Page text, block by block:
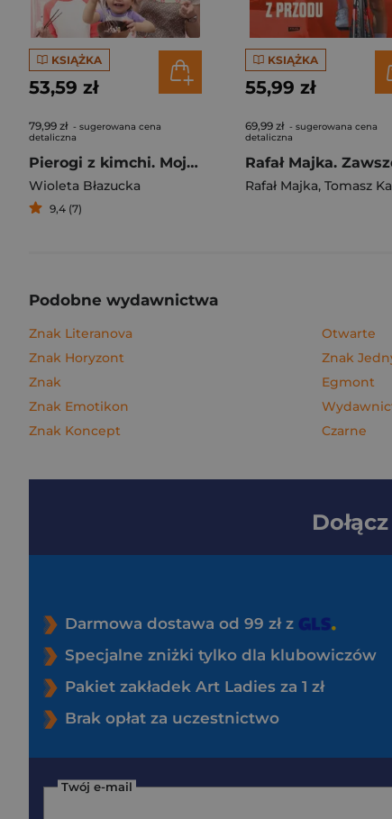
KSIĄŻKA
53,59 zł
79,99 zł - sugerowana cena
detaliczna
Pierogi z kimchi. Moje ulubione azjatyckie przepisy
Wioleta Błazucka
9,4 (7)
KSIĄŻKA
55,99 zł
69,99 zł - sugerowana cena
detaliczna
Rafał Majka, Tomasz
Podobne wydawnictwa
Znak Literanova
Znak Horyzont
Znak
Znak Emotikon
Znak Koncept
Otwarte
Znak
Egmont
Czarne
Darmowa dostawa od 99 zł z
Specjalne zniżki tylko dla klubowiczów
Pakiet zakładek Art Ladies za 1 zł
Brak opłat za uczestnictwo
Twój e-mail